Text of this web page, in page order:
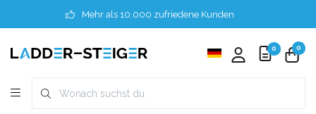
Mehr als 10.000 zufriedene Kunden
0 0